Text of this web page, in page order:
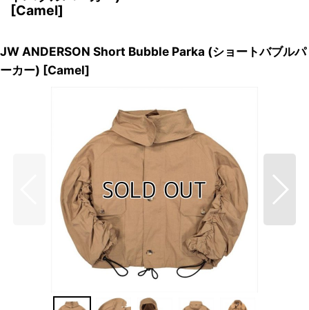
[Camel]
JW ANDERSON Short Bubble Parka (ショートバブルパ
ーカー) [Camel]